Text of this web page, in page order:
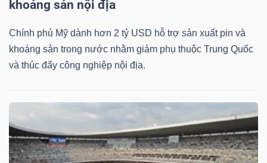
khoáng sản nội địa
Chính phủ Mỹ dành hơn 2 tỷ USD hỗ trợ sản xuất pin và
khoáng sản trong nước nhằm giảm phụ thuộc Trung Quốc
và thúc đẩy công nghiệp nội địa.
(-)
Dịch
vụ
Đào
tạo